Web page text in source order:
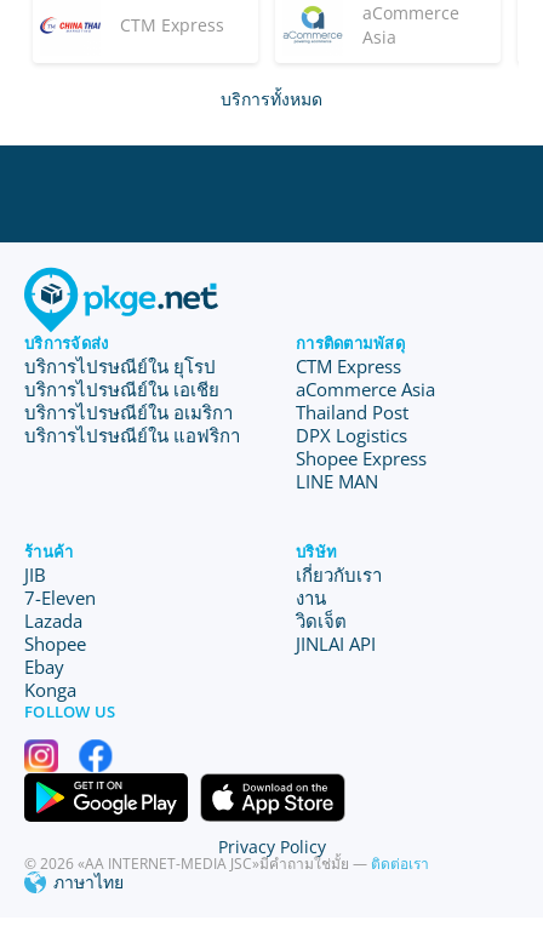
CTM Express
aCommerce
Asia
บริการทั้งหมด
บริการจัดส่ง
บริการไปรษณีย์ใน ยุโรป
บริการไปรษณีย์ใน เอเชีย
บริการไปรษณีย์ใน อเมริกา
บริการไปรษณีย์ใน แอฟริกา
การติดตามพัสดุ
CTM Express
aCommerce Asia
Thailand Post
DPX Logistics
Shopee Express
LINE MAN
ร้านค้า
JIB
7-Eleven
Lazada
Shopee
Ebay
Konga
บริษัท
เกี่ยวกับเรา
งาน
วิดเจ็ต
JINLAI API
FOLLOW US
© 2026 «AA INTERNET-MEDIA JSC»มีคำถามใช่มั้ย — ติดต่อเรา
ภาษาไทย
Privacy Policy